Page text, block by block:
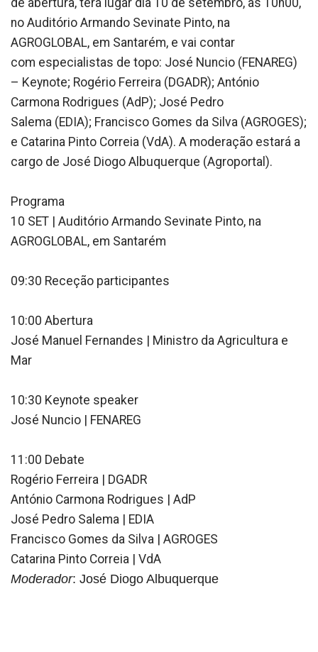
no Auditório Armando Sevinate Pinto, na
AGROGLOBAL, em Santarém, e vai contar
com especialistas de topo: José Nuncio (FENAREG)
– Keynote; Rogério Ferreira (DGADR); António
Carmona Rodrigues (AdP); José Pedro
Salema (EDIA); Francisco Gomes da Silva (AGROGES);
e Catarina Pinto Correia (VdA). A moderação estará a
cargo de José Diogo Albuquerque (Agroportal).
Programa
10 SET | Auditório Armando Sevinate Pinto, na
AGROGLOBAL, em Santarém
09:30 Receção participantes
10:00 Abertura
José Manuel Fernandes | Ministro da Agricultura e
Mar
10:30 Keynote speaker
José Nuncio | FENAREG
11:00 Debate
Rogério Ferreira | DGADR
António Carmona Rodrigues | AdP
José Pedro Salema | EDIA
Francisco Gomes da Silva | AGROGES
Catarina Pinto Correia | VdA
Moderador: José Diogo Albuquerque